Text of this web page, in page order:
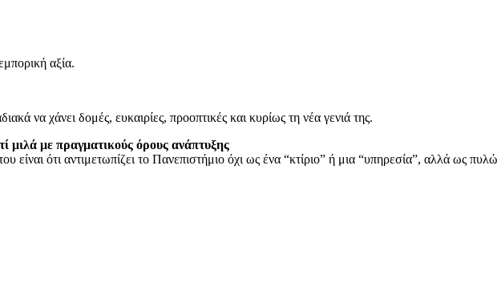
αξία.
να χάνει δομές, ευκαιρίες, προοπτικές και κυρίως τη νέα γενιά της.
μιλά με πραγματικούς όρους ανάπτυξης
είναι ότι αντιμετωπίζει το Πανεπιστήμιο όχι ως ένα “κτίριο” ή μια “υπηρεσία”, αλλά ως